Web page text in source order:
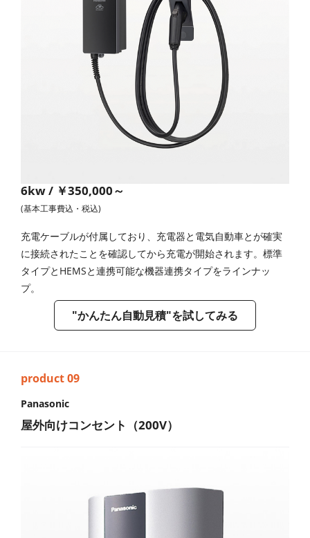
6kw / ￥350,000～
(基本工事費込・税込)
充電ケーブルが付属しており、充電器と電気自動車とが確実
に接続されたことを確認してから充電が開始されます。標準
タイプとHEMSと連携可能な機器連携タイプをラインナッ
プ。
"かんたん自動見積"を試してみる
Panasonic
屋外向けコンセント（200V）